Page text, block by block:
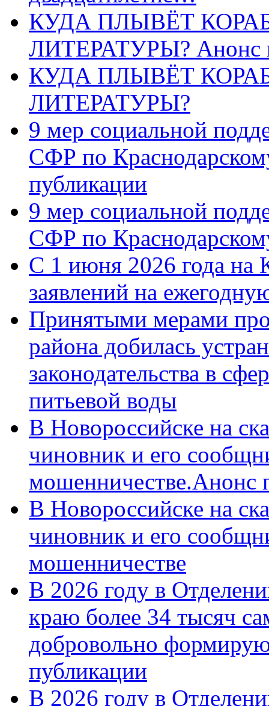
КУДА ПЛЫВЁТ
ЛИТЕРАТУРЫ? Анонс
КУДА ПЛЫВЁТ
ЛИТЕРАТУРЫ?
9 мер социальной
СФР по
публикации
9 мер социальной
СФР по
С 1 июня 2026 года на
заявлений на
Принятыми мерами
района добилась
законодательства в
питьевой воды
В Новороссийске на
чиновник и его
мошенничестве.Анонс
В Новороссийске на
чиновник и его
мошенничестве
В 2026 году в
краю более 34 тысяч
добровольно
публикации
В 2026 году в